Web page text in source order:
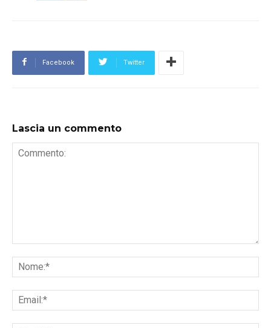
Facebook Twitter
Lascia un commento